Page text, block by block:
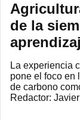
de la
La experiencia
pone el foco en
de carbono
Redactor: